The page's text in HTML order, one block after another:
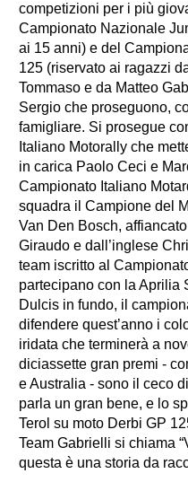
competizioni per i più
Campionato Nazionale
ai 15 anni) e del
125 (riservato ai ragazzi
Tommaso e da Matteo
Sergio che proseguono,
famigliare. Si prosegue
Italiano Motorally che
in carica Paolo Ceci e
Campionato Italiano
squadra il Campione del
Van Den Bosch,
Giraudo e dall’inglese
team iscritto al
partecipano con la Aprilia
Dulcis in fundo, il
difendere quest’anno i
iridata che terminerà a
diciassette gran premi -
e Australia - sono il ceco
parla un gran bene, e lo
Terol su moto Derbi GP
Team Gabrielli si chiama
questa è una storia da